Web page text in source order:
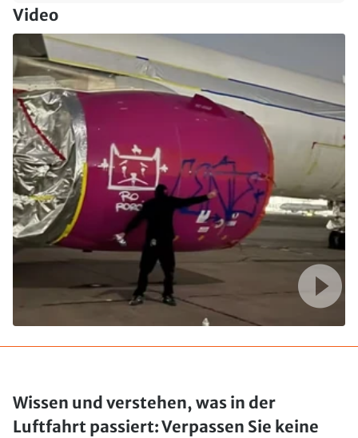
Video
Wissen und verstehen, was in der
Luftfahrt passiert: Verpassen Sie keine